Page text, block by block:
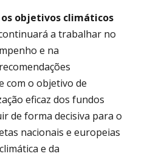
objetivos climáticos
a trabalhar no
e na
com o objetivo de
eficaz dos fundos
de forma decisiva para o
nacionais e europeias
e da